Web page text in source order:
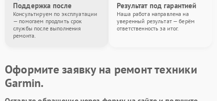
Поддержка после
Консультируем по эксплуатации
— помогаем продлить срок
службы после выполнения
ремонта.
Результат под гарантией
Наша работа направлена на
уверенный результат — берём
ответственность за итог.
Оформите заявку на ремонт техники
Garmin.